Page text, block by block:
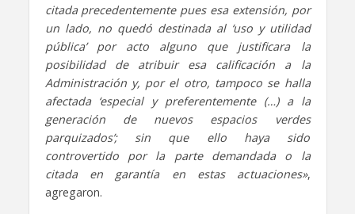
citada precedentemente pues esa extensión, por
un lado, no quedó destinada al ‘uso y utilidad
pública’ por acto alguno que justificara la
posibilidad de atribuir esa calificación a la
Administración y, por el otro, tampoco se halla
afectada ‘especial y preferentemente (…) a la
generación de nuevos espacios verdes
parquizados’; sin que ello haya sido
controvertido por la parte demandada o la
citada en garantía en estas actuaciones»,
agregaron.